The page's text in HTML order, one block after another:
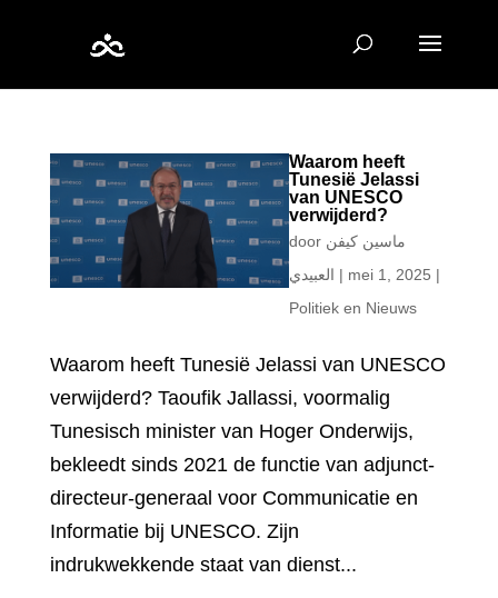
Waarom heeft
Tunesië Jelassi
van UNESCO
verwijderd?
door ماسين كيفن
العبيدي | mei 1, 2025 |
Politiek en Nieuws
Waarom heeft Tunesië Jelassi van UNESCO
verwijderd? Taoufik Jallassi, voormalig
Tunesisch minister van Hoger Onderwijs,
bekleedt sinds 2021 de functie van adjunct-
directeur-generaal voor Communicatie en
Informatie bij UNESCO. Zijn
indrukwekkende staat van dienst...